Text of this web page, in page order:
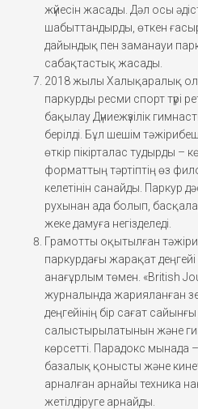
жүйесін жасады. Дәл осы
шабыттандырды, өткен
дайындық пен заманауи
сабақтастық жасады.
2018 жылы Халықаралық
паркурды ресми спорт түрі
бақылау Дүниежүзілік
берілді. Бұл шешім
өткір пікірталас тудырды –
форматтың тәртіптің өз
келетінін санайды. Паркур
рухынан ада болып,
жеке дамуға негізделеді.
Грамотты оқытылған
паркурдағы жарақат
анағұрлым төмен. «British
журналында жарияланған
деңгейінің бір сағат
салыстырылатынын және
көрсетті. Парадокс мынада
базалық қонысты және
арналған арнайы техника
жетілдіруге арнайды.